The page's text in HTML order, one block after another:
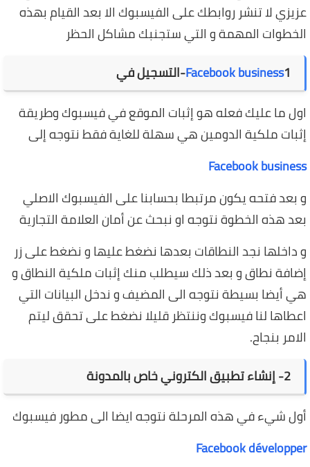
عزيزي لا تنشر روابطك على الفيسبوك الا بعد القيام بهذه
الخطوات المهمة و التي ستجنبك مشاكل الحظر
Facebook business1-التسجيل في
اول ما عليك فعله هو إثبات الموقع في فيسبوك وطريقة
إثبات ملكية الدومين هي سهلة للغاية فقط نتوجه إلى
Facebook business
و بعد فتحه يكون مرتبطا بحسابنا على الفيسبوك الاصلي
بعد هذه الخطوة نتوجه او نبحث عن أمان العلامة التجارية
و داخلها نجد النطاقات بعدها نضغط عليها و نضغط على زر
إضافة نطاق و بعد ذلك سيطلب منك إثبات ملكية النطاق و
هي أيضا بسيطة نتوجه الى المضيف و ندخل البيانات التي
اعطاها لنا فيسبوك وننتظر قليلا نضغط على تحقق ليتم
الامر بنجاح.
2- إنشاء تطبيق الكتروني خاص بالمدونة
أول شيء في هذه المرحلة نتوجه ايضا الى مطور فيسبوك
Facebook développer